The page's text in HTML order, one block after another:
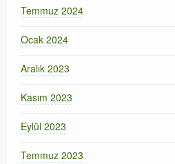
Temmuz 2024
Ocak 2024
Aralık 2023
Kasım 2023
Eylül 2023
Temmuz 2023